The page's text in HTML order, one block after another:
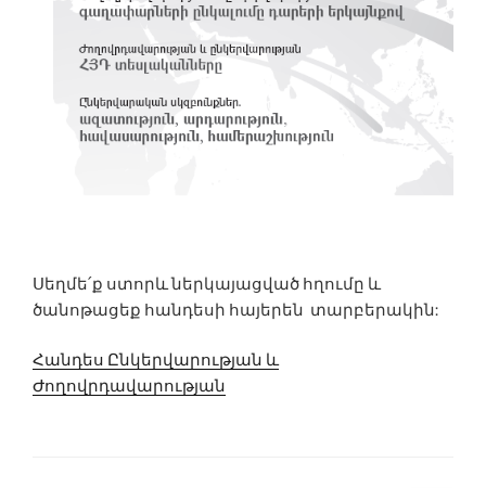
Սեղմե՛ք ստորև ներկայացված հղումը և
ծանոթացեք հանդեսի հայերեն տարբերակին:
Հանդես Ընկերվարության և
Ժողովրդավարության